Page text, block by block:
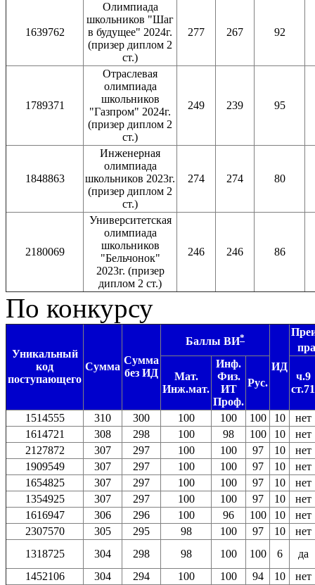
1639762
Олимпиада
школьников "Шаг
в будущее" 2024г.
(призер диплом 2
ст.)
277 267 92
1789371
Отраслевая
олимпиада
школьников
"Газпром" 2024г.
(призер диплом 2
ст.)
249 239 95
1848863
Инженерная
олимпиада
школьников 2023г.
(призер диплом 2
ст.)
274 274 80
2180069
Университетская
олимпиада
школьников
"Бельчонок"
2023г. (призер
диплом 2 ст.)
246 246 86
По конкурсу
Уникальный
код
поступающего
Сумма
Сумма
без ИД
Баллы ВИ*
ИД
Мат.
Инж.мат.
Инф.
Физ.
ИТ
Проф.
Рус.
ч.9
ст.71
1514555 310 300 100 100 100 10
нет
1614721
308 298 100 98 100 10
нет
2127872
307 297 100 100 97 10
нет
1909549
307 297 100 100 97 10
нет
1654825
307 297 100 100 97 10
нет
1354925
307 297 100 100 97 10
нет
1616947
306 296 100 96 100 10
нет
2307570
305 295 98 100 97 10
нет
1318725
304 298 98 100 100 6
да
1452106
304 294 100 100 94 10
нет